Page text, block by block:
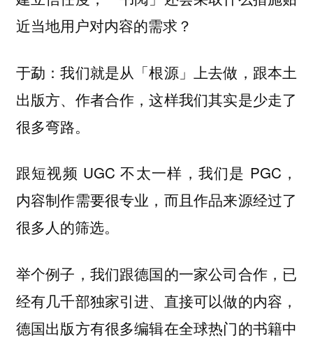
近当地用户对内容的需求？
于勐：我们就是从「根源」上去做，跟本土
出版方、作者合作，这样我们其实是少走了
很多弯路。
跟短视频 UGC 不太一样，我们是 PGC，
内容制作需要很专业，而且作品来源经过了
很多人的筛选。
举个例子，我们跟德国的一家公司合作，已
经有几千部独家引进、直接可以做的内容，
德国出版方有很多编辑在全球热门的书籍中